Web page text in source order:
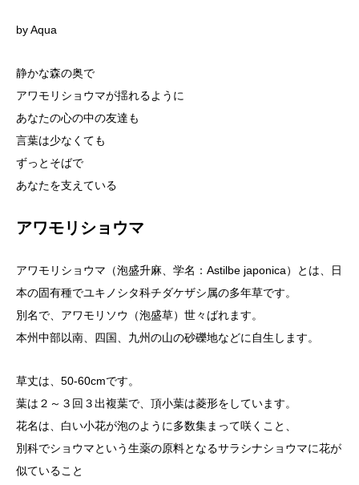
by Aqua
静かな森の奥で
アワモリショウマが揺れるように
あなたの心の中の友達も
言葉は少なくても
ずっとそばで
あなたを支えている
アワモリショウマ
アワモリショウマ（泡盛升麻、学名：Astilbe japonica）とは、日
本の固有種でユキノシタ科チダケザシ属の多年草です。
別名で、アワモリソウ（泡盛草）世々ばれます。
本州中部以南、四国、九州の山の砂礫地などに自生します。
草丈は、50-60cmです。
葉は２～３回３出複葉で、頂小葉は菱形をしています。
花名は、白い小花が泡のように多数集まって咲くこと、
別科でショウマという生薬の原料となるサラシナショウマに花が
似ていること